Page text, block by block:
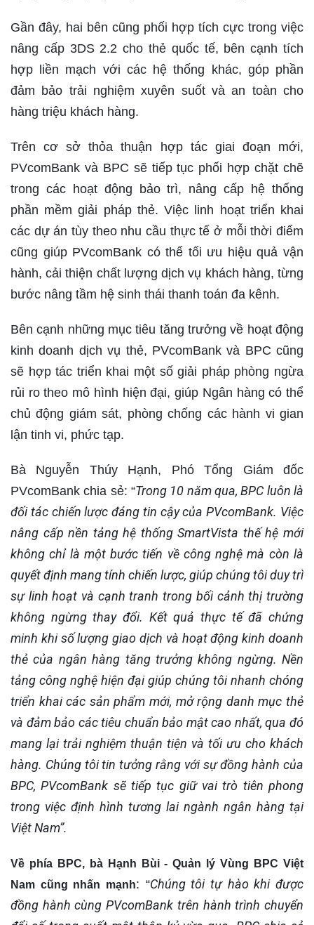
Gần đây, hai bên cũng phối hợp tích cực trong việc
nâng cấp 3DS 2.2 cho thẻ quốc tế, bên cạnh tích
hợp liền mạch với các hệ thống khác, góp phần
đảm bảo trải nghiệm xuyên suốt và an toàn cho
hàng triệu khách hàng.
Trên cơ sở thỏa thuận hợp tác giai đoạn mới,
PVcomBank và BPC sẽ tiếp tục phối hợp chặt chẽ
trong các hoạt động bảo trì, nâng cấp hệ thống
phần mềm giải pháp thẻ. Việc linh hoạt triển khai
các dự án tùy theo nhu cầu thực tế ở mỗi thời điểm
cũng giúp PVcomBank có thể tối ưu hiệu quả vận
hành, cải thiện chất lượng dịch vụ khách hàng, từng
bước nâng tầm hệ sinh thái thanh toán đa kênh.
Bên cạnh những mục tiêu tăng trưởng về hoạt động
kinh doanh dịch vụ thẻ, PVcomBank và BPC cũng
sẽ hợp tác triển khai một số giải pháp phòng ngừa
rủi ro theo mô hình hiện đại, giúp Ngân hàng có thể
chủ động giám sát, phòng chống các hành vi gian
lận tinh vi, phức tạp.
Bà Nguyễn Thúy Hạnh, Phó Tổng Giám đốc
PVcomBank chia sẻ: “Trong 10 năm qua, BPC luôn là
đối tác chiến lược đáng tin cậy của PVcomBank. Việc
nâng cấp nền tảng hệ thống SmartVista thế hệ mới
không chỉ là một bước tiến về công nghệ mà còn là
quyết định mang tính chiến lược, giúp chúng tôi duy trì
sự linh hoạt và cạnh tranh trong bối cảnh thị trường
không ngừng thay đổi. Kết quả thực tế đã chứng
minh khi số lượng giao dịch và hoạt động kinh doanh
thẻ của ngân hàng tăng trưởng không ngừng. Nền
tảng công nghệ hiện đại giúp chúng tôi nhanh chóng
triển khai các sản phẩm mới, mở rộng danh mục thẻ
và đảm bảo các tiêu chuẩn bảo mật cao nhất, qua đó
mang lại trải nghiệm thuận tiện và tối ưu cho khách
hàng. Chúng tôi tin tưởng rằng với sự đồng hành của
BPC, PVcomBank sẽ tiếp tục giữ vai trò tiên phong
trong việc định hình tương lai ngành ngân hàng tại
Việt Nam”.
Về phía BPC, bà Hạnh Bùi - Quản lýVùng
BPC Việt
Nam cũng nhấn mạnh: “Chúng tôi tự hào khi được
đồng hành cùng PVcomBank trên hành trình chuyển